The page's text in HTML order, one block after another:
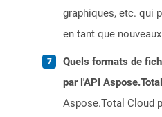
graphiques, etc. qui
en tant que
Quels formats de
par l'API
Aspose.Total Cloud